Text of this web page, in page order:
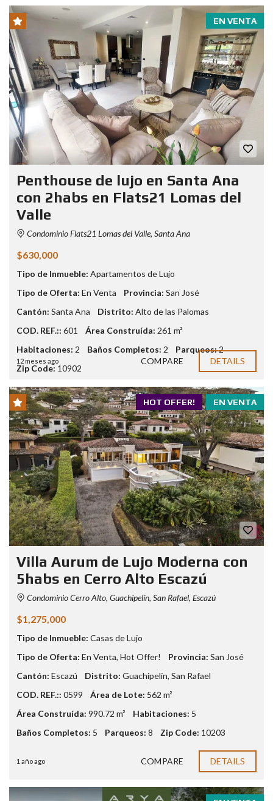
EN VENTA
Penthouse de lujo en Santa Ana
con 2habs en Flats21 Lomas del
Valle
Condominio Flats21 Lomas del Valle, Santa Ana
$630,000
Tipo de Inmueble: Apartamentos de Lujo
Tipo de Oferta: En Venta Provincia: San José
Cantón: Santa Ana Distrito: Alto de las Palomas
COD. REF.:: 601 Área Construída: 261 m²
Habitaciones: 2 Baños Completos: 2 Parqueos:2
Zip Code: 10902
12 meses ago COMPARE DETAILS
EN VENTA
HOT OFFER!
Villa Aurum de Lujo Moderna con
5habs en Cerro Alto Escazú
Condominio Cerro Alto, Guachipelín, San Rafael, Escazú
$1,275,000
Tipo de Inmueble: Casas de Lujo
Tipo de Oferta: En Venta, Hot Offer! Provincia: San José
Cantón: Escazú Distrito: Guachipelín, San Rafael
COD. REF.:: 0599 Área de Lote: 562 m²
Área Construída: 990.72 m² Habitaciones: 5
Baños Completos: 5 Parqueos: 8 Zip Code: 10203
1 año ago COMPARE DETAILS